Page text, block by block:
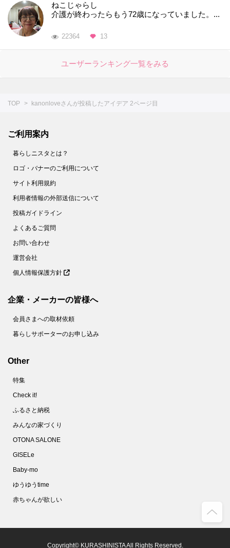
ねこじゃらし
介護が終わったらもう72歳になっていました。...
22364 13
ユーザーランキング一覧をみる
TOP kanonloveさんが投稿したアイデア 2ページ目
ご利用案内
暮らしニスタとは？
ロゴ・バナーのご利用について
サイト利用規約
利用者情報の外部送信について
投稿ガイドライン
よくあるご質問
お問い合わせ
運営会社
個人情報保護方針
企業・メーカーの皆様へ
会員さまへの取材依頼
暮らしサポーターのお申し込み
Other
特集
Check it!
ふるさと納税
みんなの家づくり
OTONA SALONE
GISELe
Baby-mo
ゆうゆうtime
赤ちゃんが欲しい
Copyright© KURASHINISTA All Rights Reserved.